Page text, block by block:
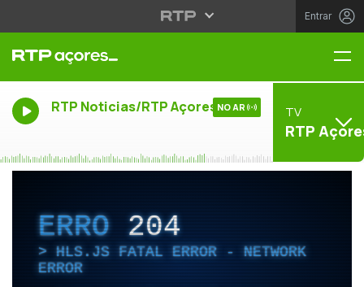
Entrar
RTP Noticias/RTP Açores NO AR TV
RTP
ERRO204
HLS.JS FATAL ERROR - NETWORK
ERROR